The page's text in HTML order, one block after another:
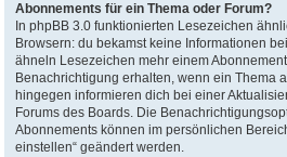
Abonnements für ein Thema oder Forum?
In phpBB 3.0 funktionierten Lesezeichen
Browsern: du bekamst keine Informationen
ähneln Lesezeichen mehr einem
Benachrichtigung erhalten, wenn ein Thema
hingegen informieren dich bei einer
Forums des Boards. Die
Abonnements können im persönlichen
einstellen“ geändert werden.